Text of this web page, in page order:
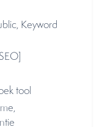
Keyword
tool